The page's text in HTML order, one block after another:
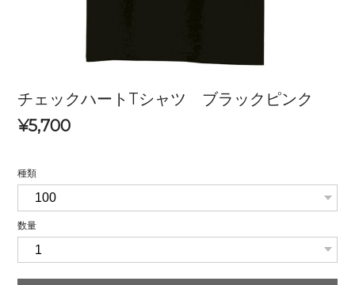
チェックハートTシャツ ブラックピンク
¥5,700
種類
数量